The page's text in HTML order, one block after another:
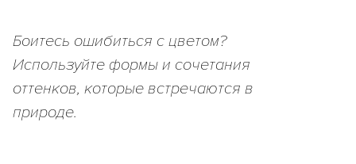
Боитесь ошибиться с цветом?
Используйте формы и сочетания
оттенков, которые встречаются в
природе.